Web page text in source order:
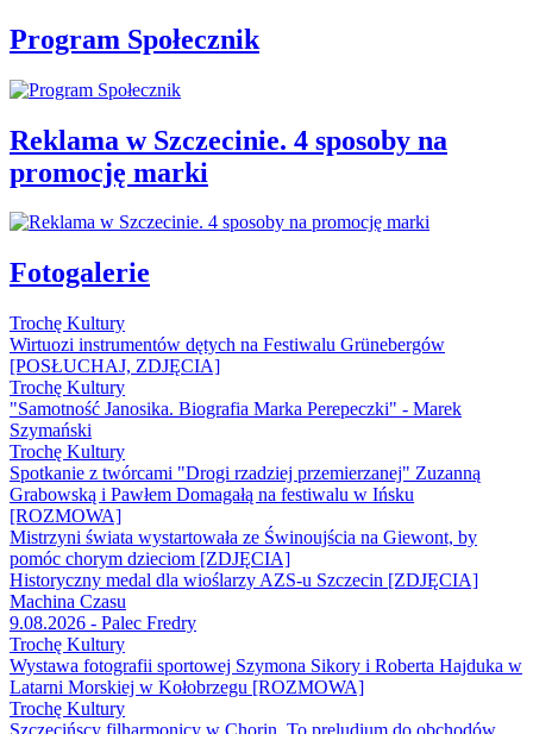
Program Społecznik
Reklama w Szczecinie. 4 sposoby na
promocję marki
Fotogalerie
Trochę Kultury
Wirtuozi instrumentów dętych na Festiwalu Grünebergów
[POSŁUCHAJ, ZDJĘCIA]
Trochę Kultury
"Samotność Janosika. Biografia Marka Perepeczki" - Marek
Szymański
Trochę Kultury
Spotkanie z twórcami "Drogi rzadziej przemierzanej" Zuzanną
Grabowską i Pawłem Domagałą na festiwalu w Ińsku
[ROZMOWA]
Mistrzyni świata wystartowała ze Świnoujścia na Giewont, by
pomóc chorym dzieciom [ZDJĘCIA]
Historyczny medal dla wioślarzy AZS-u Szczecin [ZDJĘCIA]
Machina Czasu
9.08.2026 - Palec Fredry
Trochę Kultury
Wystawa fotografii sportowej Szymona Sikory i Roberta Hajduka w
Latarni Morskiej w Kołobrzegu [ROZMOWA]
Trochę Kultury